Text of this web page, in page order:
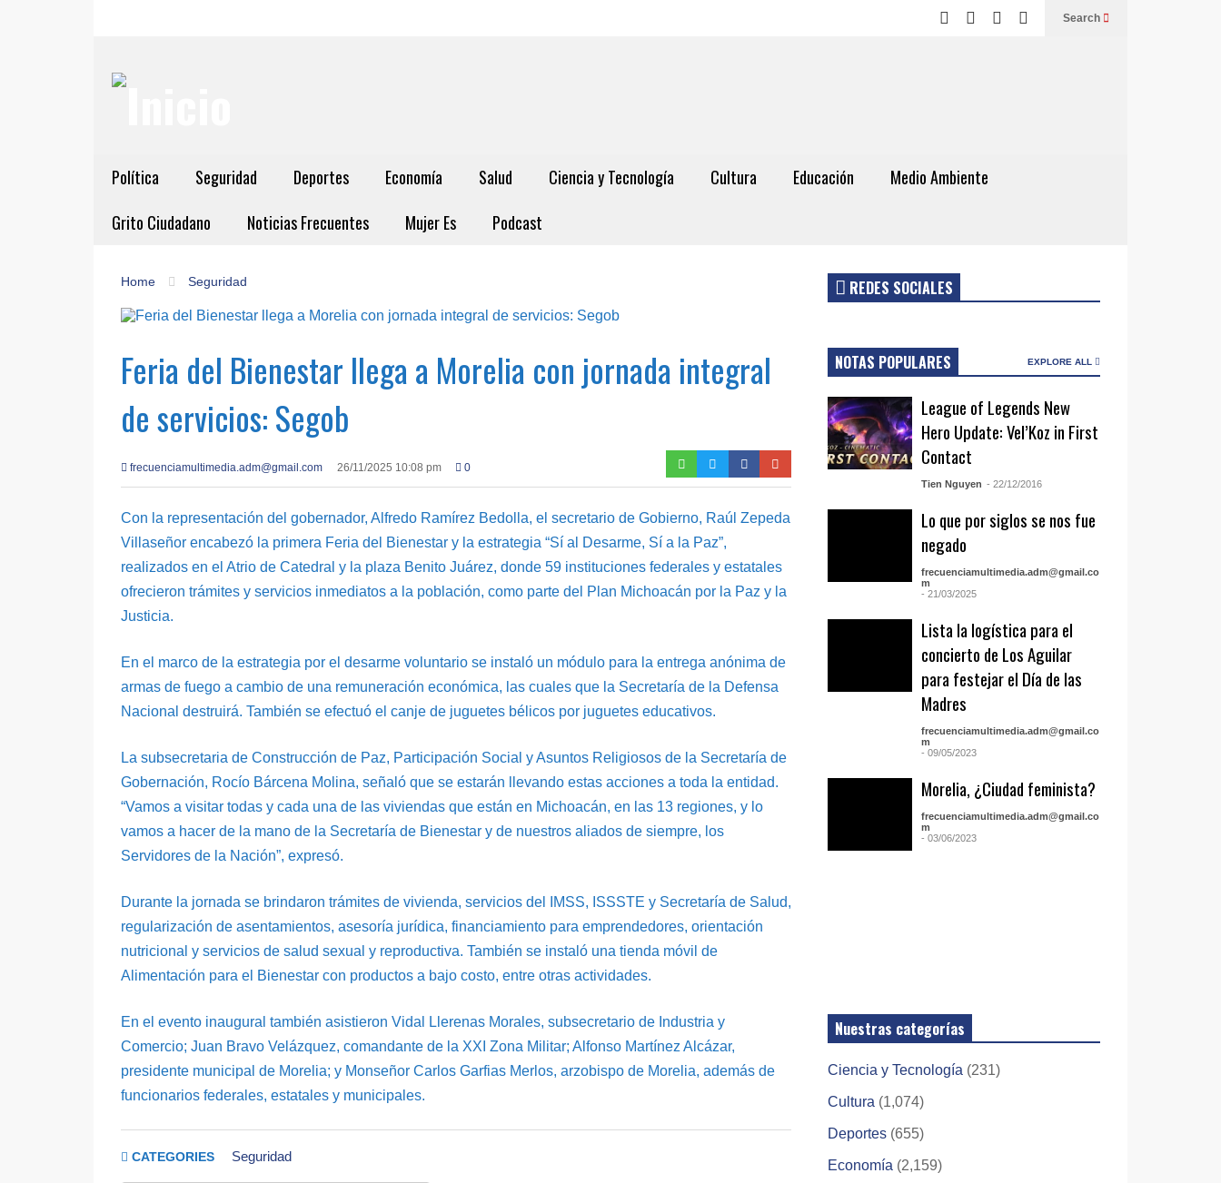
Search
Política Seguridad Deportes Economía Salud Ciencia y Tecnología Cultura Educación
Medio Ambiente
Grito Ciudadano
Noticias Frecuentes Mujer Es Podcast
Home Seguridad
Feria del Bienestar llega a Morelia con jornada integral
de servicios: Segob
frecuenciamultimedia.adm@gmail.com 26/11/2025 10:08 pm 0
Con la representación del gobernador, Alfredo Ramírez Bedolla, el secretario de Gobierno, Raúl Zepeda
Villaseñor encabezó la primera Feria del Bienestar y la estrategia “Sí al Desarme, Sí a la Paz”,
realizados en el Atrio de Catedral y la plaza Benito Juárez, donde 59 instituciones federales y estatales
ofrecieron trámites y servicios inmediatos a la población, como parte del Plan Michoacán por la Paz y la
Justicia.
En el marco de la estrategia por el desarme voluntario se instaló un módulo para la entrega anónima de
armas de fuego a cambio de una remuneración económica, las cuales que la Secretaría de la Defensa
Nacional destruirá. También se efectuó el canje de juguetes bélicos por juguetes educativos.
La subsecretaria de Construcción de Paz, Participación Social y Asuntos Religiosos de la Secretaría de
Gobernación, Rocío Bárcena Molina, señaló que se estarán llevando estas acciones a toda la entidad.
“Vamos a visitar todas y cada una de las viviendas que están en Michoacán, en las 13 regiones, y lo
vamos a hacer de la mano de la Secretaría de Bienestar y de nuestros aliados de siempre, los
Servidores de la Nación”, expresó.
Durante la jornada se brindaron trámites de vivienda, servicios del IMSS, ISSSTE y Secretaría de Salud,
regularización de asentamientos, asesoría jurídica, financiamiento para emprendedores, orientación
nutricional y servicios de salud sexual y reproductiva. También se instaló una tienda móvil de
Alimentación para el Bienestar con productos a bajo costo, entre otras actividades.
En el evento inaugural también asistieron Vidal Llerenas Morales, subsecretario de Industria y
Comercio; Juan Bravo Velázquez, comandante de la XXI Zona Militar; Alfonso Martínez Alcázar,
presidente municipal de Morelia; y Monseñor Carlos Garfias Merlos, arzobispo de Morelia, además de
funcionarios federales, estatales y municipales.
CATEGORIES Seguridad
REDES SOCIALES
NOTAS POPULARES EXPLORE ALL
League of Legends New
Hero Update: Vel’Koz in First
Contact
Tien Nguyen - 22/12/2016
Lo que por siglos se nos fue
negado
frecuenciamultimedia.adm@gmail.co
m
- 21/03/2025
Lista la logística para el
concierto de Los Aguilar
para festejar el Día de las
Madres
frecuenciamultimedia.adm@gmail.co
m
- 09/05/2023
Morelia, ¿Ciudad feminista?
frecuenciamultimedia.adm@gmail.co
m
- 03/06/2023
Nuestras categorías
Ciencia y Tecnología (231)
Cultura (1,074)
Deportes (655)
Economía (2,159)